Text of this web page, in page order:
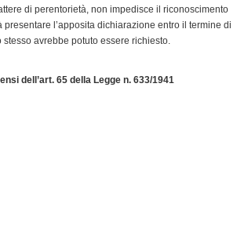
di perentorietà, non impedisce il riconoscimento
l’apposita dichiarazione entro il termine di
avrebbe potuto essere richiesto.
dell’art. 65 della Legge n. 633/1941